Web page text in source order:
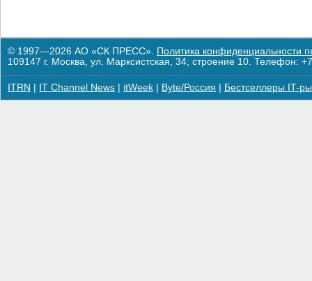
© 1997—2026 АО «СК ПРЕСС». Политика конфиденциальности
109147 г. Москва, ул. Марксистская, 34, строение 10. Телефон:
ITRN IT Channel News itWeek Byte/Россия Бестселлеры IT-